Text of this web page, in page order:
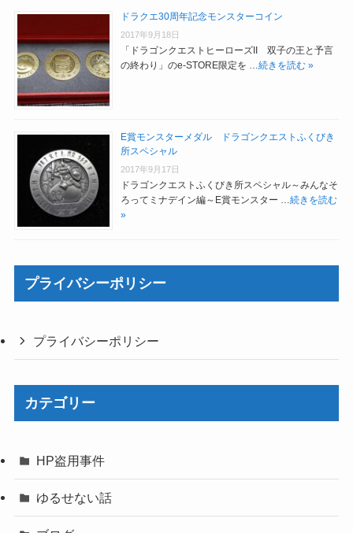
ドラクエ30周年記念モンスターコイン
2017年9月18日
「ドラゴンクエストヒーローズII 双子の王と予言
の終わり」のe-STORE限定を … 続きを読む »
E賞モンスターメダル ドラゴンクエストふくびき
所スペシャル
2017年9月17日
ドラゴンクエストふくびき所スペシャル～みんなそ
ろってミナデイン編～E賞モンスター … 続きを読む
»
プライバシーポリシー
プライバシーポリシー
カテゴリー
HP盗用事件
ゆるせない話